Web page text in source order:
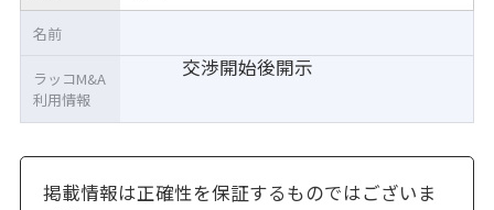
交渉開始後開示
名前
ラッコM&A
利用情報
掲載情報は正確性を保証するものではございま